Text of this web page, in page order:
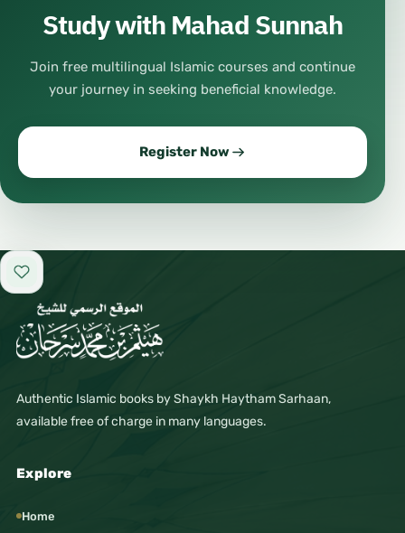
Study with Mahad Sunnah
Join free multilingual Islamic courses and continue
your journey in seeking beneficial knowledge.
Register Now
Add to favorites
Authentic Islamic books by Shaykh Haytham Sarhaan,
available free of charge in many languages.
Explore
Home